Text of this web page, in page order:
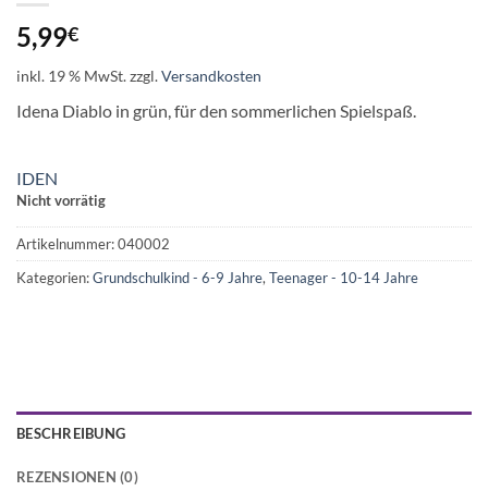
5,99€
inkl. 19 % MwSt.zzgl.Versandkosten
Idena Diablo in grün, für den sommerlichen Spielspaß.
IDEN
Nicht vorrätig
Artikelnummer:040002
Kategorien:Grundschulkind - 6-9 Jahre, Teenager - 10-14 Jahre
BESCHREIBUNG
REZENSIONEN (0)